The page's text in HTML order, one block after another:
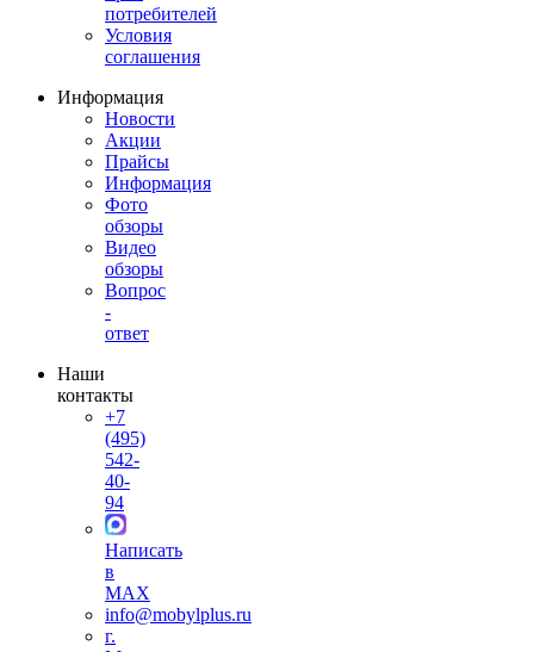
потребителей
Условия
соглашения
Информация
Новости
Акции
Прайсы
Информация
Фото
обзоры
Видео
обзоры
Вопрос
-
ответ
Наши
контакты
+7
(495)
542-
40-
94
Написать
в
MAX
info@mobylplus.ru
г.